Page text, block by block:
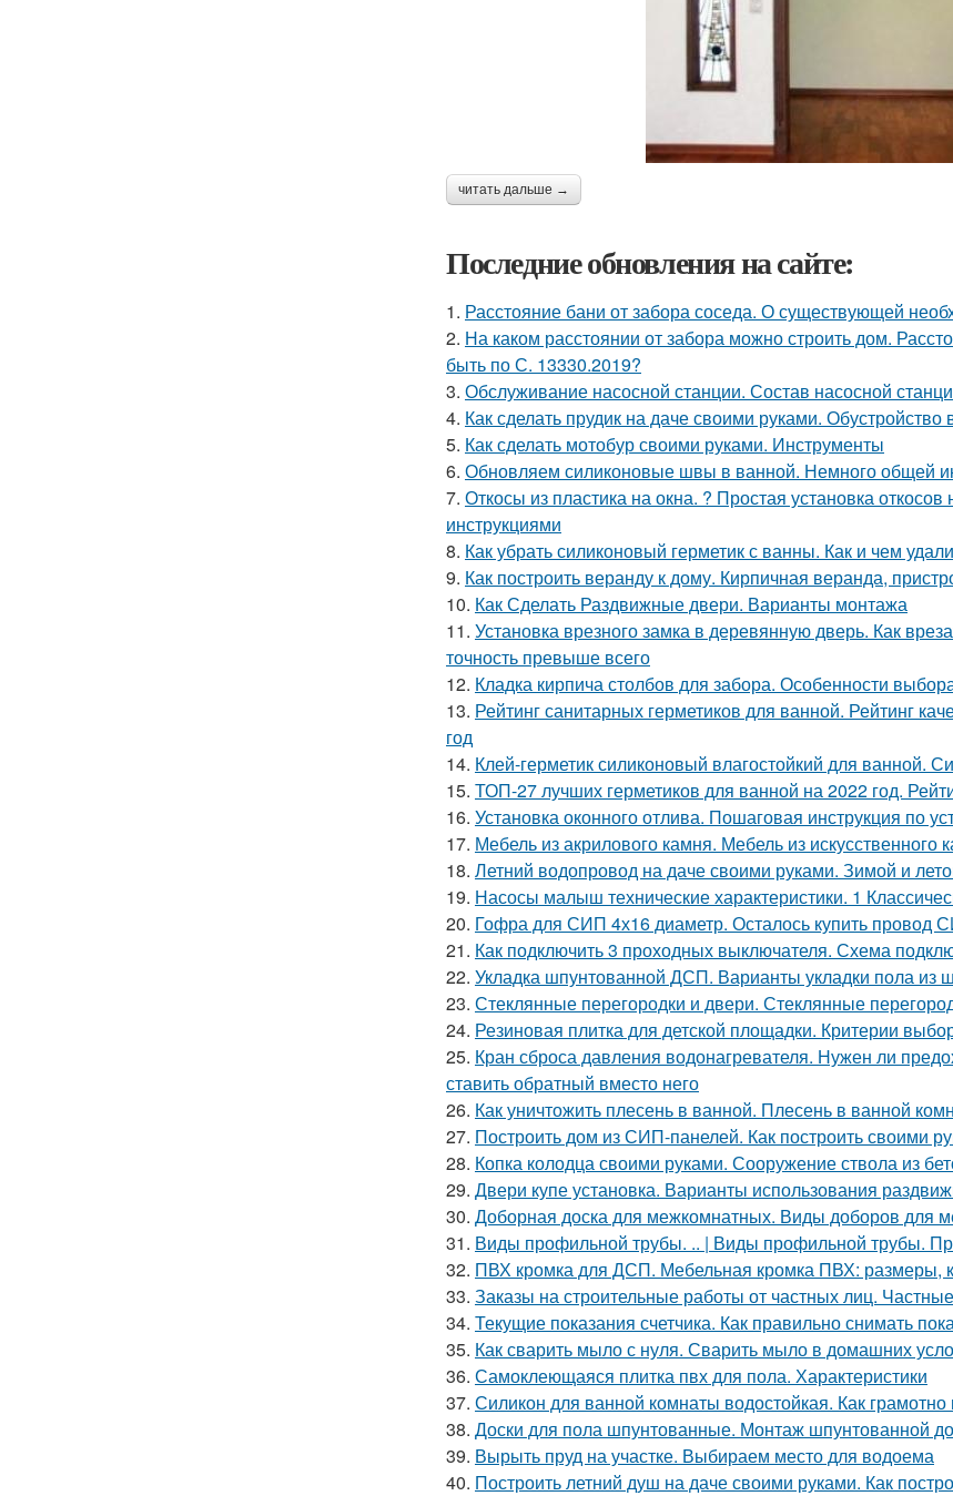
читать дальше →
Последние обновления на сайте:
1. Расстояние бани от забора соседа. О существующей
2. На каком расстоянии от забора можно строить дом.
быть по С. 13330.2019?
3. Обслуживание насосной станции. Состав насосной
4. Как сделать прудик на даче своими руками.
5. Как сделать мотобур своими руками. Инструменты
6. Обновляем силиконовые швы в ванной. Немного общей
7. Откосы из пластика на окна. ? Простая установка
инструкциями
8. Как убрать силиконовый герметик с ванны. Как и чем
9. Как построить веранду к дому. Кирпичная веранда,
10. Как Сделать Раздвижные двери. Варианты монтажа
11. Установка врезного замка в деревянную дверь. Как
точность превыше всего
12. Кладка кирпича столбов для забора. Особенности
13. Рейтинг санитарных герметиков для ванной. Рейтинг
год
14. Клей-герметик силиконовый влагостойкий для ванной.
15. ТОП-27 лучших герметиков для ванной на 2022 год.
16. Установка оконного отлива. Пошаговая инструкция по
17. Мебель из акрилового камня. Мебель из
18. Летний водопровод на даче своими руками. Зимой и
19. Насосы малыш технические характеристики. 1
20. Гофра для СИП 4х16 диаметр. Осталось купить провод
21. Как подключить 3 проходных выключателя. Схема
22. Укладка шпунтованной ДСП. Варианты укладки пола из
23. Стеклянные перегородки и двери. Стеклянные
24. Резиновая плитка для детской площадки. Критерии
25. Кран сброса давления водонагревателя. Нужен ли
ставить обратный вместо него
26. Как уничтожить плесень в ванной. Плесень в ванной
27. Построить дом из СИП-панелей. Как построить своими
28. Копка колодца своими руками. Сооружение ствола из
29. Двери купе установка. Варианты использования
30. Доборная доска для межкомнатных. Виды доборов для
31. Виды профильной трубы. .. | Виды профильной трубы.
32. ПВХ кромка для ДСП. Мебельная кромка ПВХ: размеры,
33. Заказы на строительные работы от частных лиц.
34. Текущие показания счетчика. Как правильно снимать
35. Как сварить мыло с нуля. Сварить мыло в домашних
36. Самоклеющаяся плитка пвх для пола. Характеристики
37. Силикон для ванной комнаты водостойкая. Как
38. Доски для пола шпунтованные. Монтаж шпунтованной
39. Вырыть пруд на участке. Выбираем место для водоема
40. Построить летний душ на даче своими руками. Как